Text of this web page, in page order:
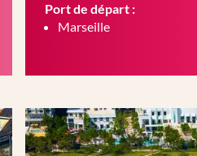
Port de départ :
Marseille